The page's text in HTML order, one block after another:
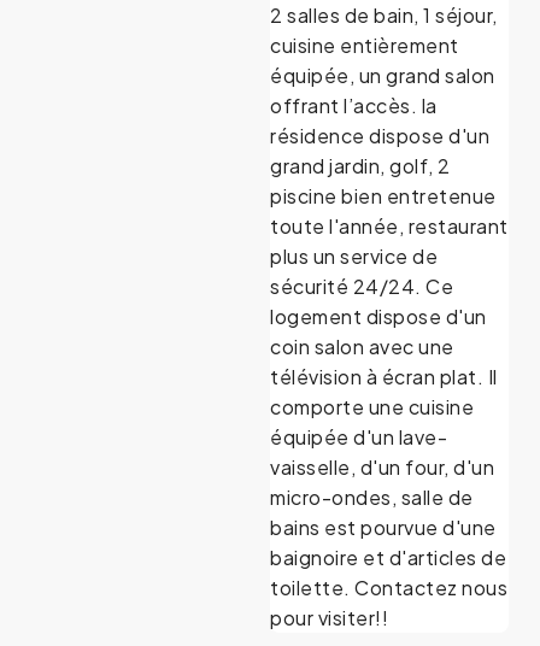
2 salles de bain, 1 séjour,
cuisine entièrement
équipée, un grand salon
offrant l’accès. la
résidence dispose d'un
grand jardin, golf, 2
piscine bien entretenue
toute l'année, restaurant
plus un service de
sécurité 24/24. Ce
logement dispose d'un
coin salon avec une
télévision à écran plat. Il
comporte une cuisine
équipée d'un lave-
vaisselle, d'un four, d'un
micro-ondes, salle de
bains est pourvue d'une
baignoire et d'articles de
toilette. Contactez nous
pour visiter!!